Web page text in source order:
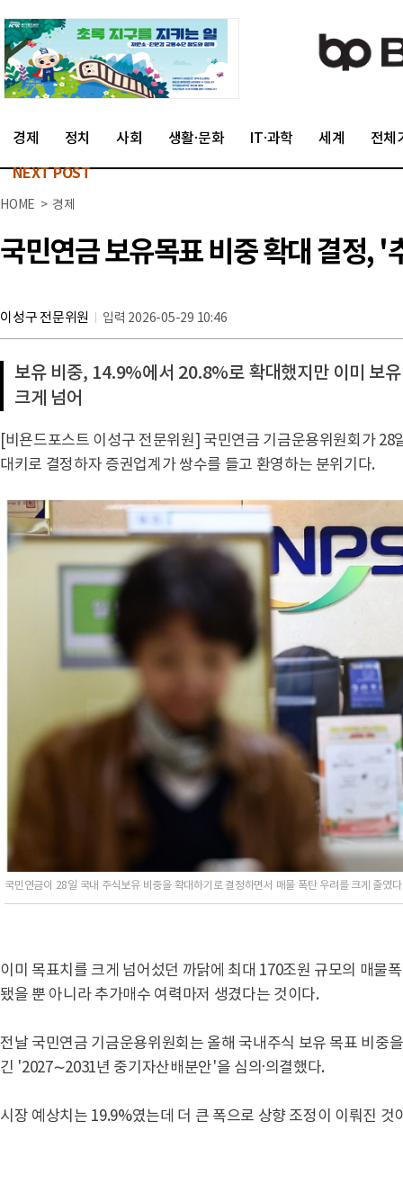
경제 정치 사회 생활·문화 IT·과학 세계 전체
NEXT POST
HOME > 경제
국민연금 보유목표 비중 확대 결정,
이성구 전문위원 입력 2026-05-29 10:46
보유 비중, 14.9%에서 20.8%로 확대했지만 이미 보
크게 넘어
[비욘드포스트 이성구 전문위원] 국민연금 기금운용위원회가
대키로 결정하자 증권업계가 쌍수를 들고 환영하는 분위기다.
국민연금이 28일 국내 주식보유 비중을 확대하기로 결정하면서 매물 폭탄 우려를 크게 줄였
이미 목표치를 크게 넘어섰던 까닭에 최대 170조원 규모의 매물
됐을 뿐 아니라 추가매수 여력마저 생겼다는 것이다.
전날 국민연금 기금운용위원회는 올해 국내주식 보유 목표 비중
긴 '2027∼2031년 중기자산배분안'을 심의·의결했다.
시장 예상치는 19.9%였는데 더 큰 폭으로 상향 조정이 이뤄진 것